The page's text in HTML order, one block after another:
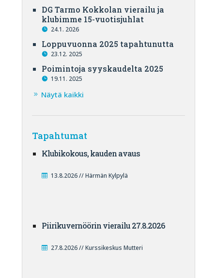
DG Tarmo Kokkolan vierailu ja
klubimme 15-vuotisjuhlat
24.1. 2026
Loppuvuonna 2025 tapahtunutta
23.12. 2025
Poimintoja syyskaudelta 2025
19.11. 2025
Näytä kaikki
Tapahtumat
Klubikokous, kauden avaus
13.8.2026 // Härmän Kylpylä
Piirikuvernöörin vierailu 27.8.2026
27.8.2026 // Kurssikeskus Mutteri